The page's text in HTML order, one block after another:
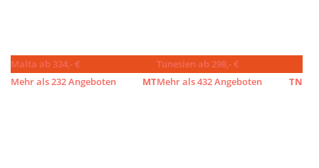
Malta ab 334,- €
MT
Mehr als 232 Angeboten
Tunesien ab 298,- €
TN
Mehr als 432 Angeboten